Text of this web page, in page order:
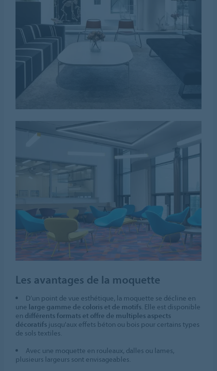
Les avantages de la moquette
D’un point de vue esthétique, la moquette se décline en
une large gamme de coloris et de motifs . Elle est disponible
en différents formats et offre de multiples aspects
décoratifs jusqu'aux effets béton ou bois pour certains types
de sols textiles.
Avec une moquette en rouleaux, dalles ou lames,
plusieurs largeurs sont envisageables.